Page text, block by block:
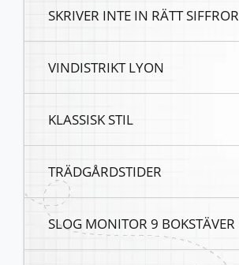
SKRIVER INTE IN RÄTT SIFFROR
VINDISTRIKT LYON
KLASSISK STIL
TRÄDGÅRDSTIDER
SLOG MONITOR 9 BOKSTÄVER